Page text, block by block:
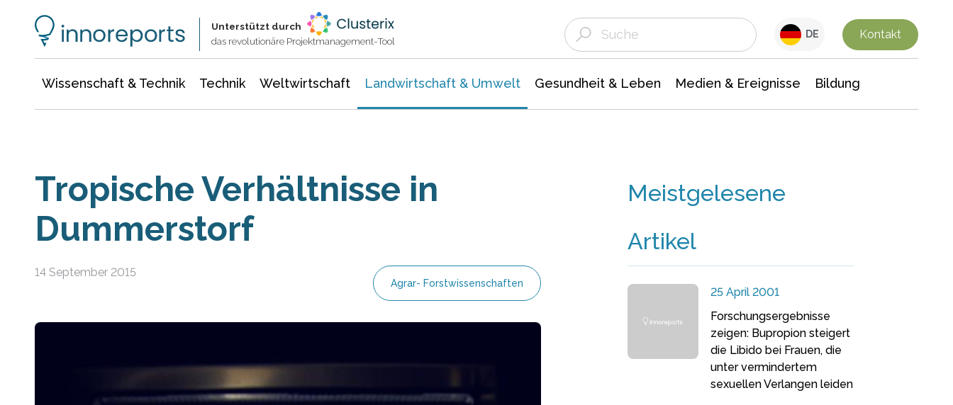
Unterstützt durch
das revolutionäre Projektmanagement-Tool
DE Kontakt
Wissenschaft & Technik Technik Weltwirtschaft Landwirtschaft & Umwelt Gesundheit & Leben Medien & Ereignisse Bildung
Tropische Verhältnisse in
Dummerstorf
14 September 2015
Agrar- Forstwissenschaften
Meistgelesene
Artikel
25 April 2001
Forschungsergebnisse
zeigen: Bupropion steigert
die Libido bei Frauen, die
unter vermindertem
sexuellen Verlangen leiden